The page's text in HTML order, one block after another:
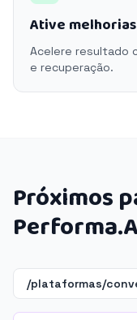
Ative
Acelere resultado
e recuperação.
Próximos
/plataformas/